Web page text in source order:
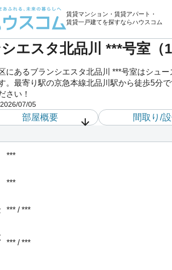
賃貸マンション・賃貸アパート・
賃貸一戸建てを探すならハウスコム
エスタ北品川 ***号室（
にあるブランシエスタ北品川 ***号室はシュ
。最寄り駅の京急本線北品川駅から徒歩5分
さい！
2026/07/05
部屋概要 間取り/
***
***
*** / ***
*** / ***